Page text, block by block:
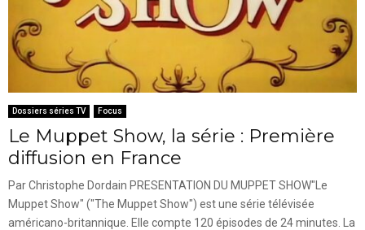
Dossiers séries TV Focus
Le Muppet Show, la série : Première
diffusion en France
Par Christophe Dordain PRESENTATION DU MUPPET SHOW"Le
Muppet Show" ("The Muppet Show") est une série télévisée
américano-britannique. Elle compte 120 épisodes de 24 minutes. La